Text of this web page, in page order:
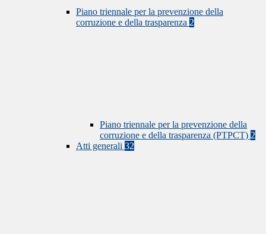
Piano triennale per la prevenzione della
corruzione e della trasparenza 2
Piano triennale per la prevenzione della
corruzione e della trasparenza (PTPCT) 2
Atti generali 32